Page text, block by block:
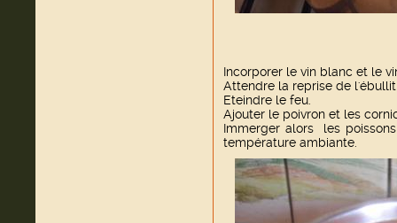
Incorporer le vin blanc et le
Attendre la reprise de
Eteindre le feu.
Ajouter le poivron et les
Immerger alors les
température ambiante.